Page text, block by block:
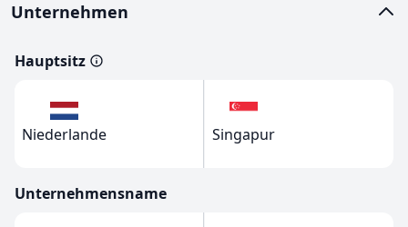
Unternehmen
Hauptsitz
Niederlande Singapur
Unternehmensname